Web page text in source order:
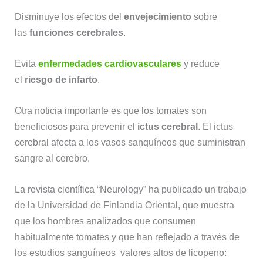
Disminuye los efectos delenvejecimiento sobre
lasfunciones cerebrales
Evitaenfermedades cardiovasculares y reduce
el riesgo de infarto.
Otra noticia importante es que los tomates son
beneficiosos para prevenir el ictus cerebral. El ictus
cerebral afecta a los vasos sanquíneos que suministran
sangre al cerebro.
La revista científica “Neurology” ha publicado un trabajo
de la Universidad de Finlandia Oriental, que muestra
que los hombres analizados que consumen
habitualmente tomates y que han reflejado a través de
los estudios sanguíneos valores altos de licopeno: